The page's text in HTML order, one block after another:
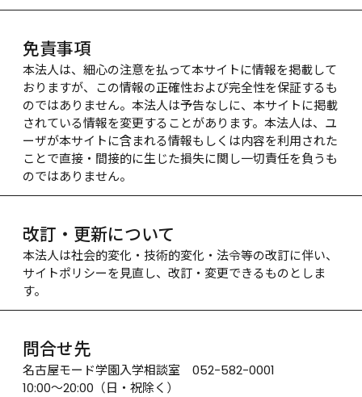
免責事項
本法人は、細心の注意を払って本サイトに情報を掲載して
おりますが、この情報の正確性および完全性を保証するも
のではありません。本法人は予告なしに、本サイトに掲載
されている情報を変更することがあります。本法人は、ユ
ーザが本サイトに含まれる情報もしくは内容を利用された
ことで直接・間接的に生じた損失に関し一切責任を負うも
のではありません。
改訂・更新について
本法人は社会的変化・技術的変化・法令等の改訂に伴い、
サイトポリシーを見直し、改訂・変更できるものとしま
す。
問合せ先
名古屋モード学園入学相談室　052-582-0001
10:00～20:00（日・祝除く）